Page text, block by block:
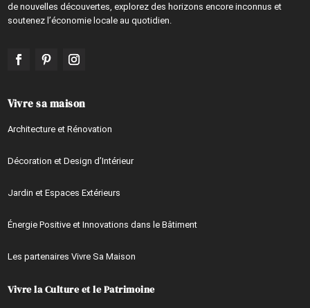
de nouvelles découvertes, explorez des horizons encore inconnus et
soutenez l’économie locale au quotidien.
Vivre sa maison
Architecture et Rénovation
Décoration et Design d’Intérieur
Jardin et Espaces Extérieurs
Énergie Positive et Innovations dans le Bâtiment
Les partenaires Vivre Sa Maison
Vivre la Culture et le Patrimoine